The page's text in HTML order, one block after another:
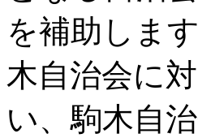
を補助しま
木自治会に
い、駒木自